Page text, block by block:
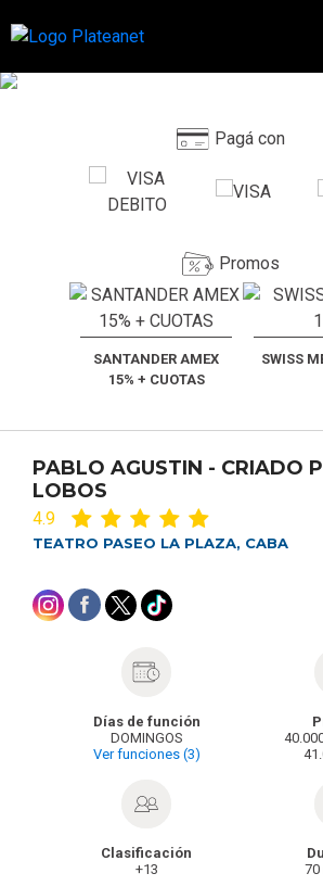
Pagá con
Promos
SANTANDER AMEX
15% + CUOTAS
SWISS
PABLO AGUSTIN - CRIADO
LOBOS
4.9
TEATRO PASEO LA PLAZA, CABA
Clasificación
+13
Días de función
DOMINGOS
Ver funciones (3)
70